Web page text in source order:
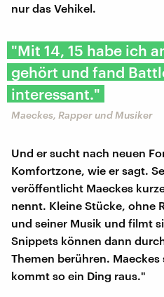
nur das Vehikel.
"Mit 14, 15 habe ich
gehört und fand
interessant."
Maeckes, Rapper und Musiker
Und er sucht nach neuen
Komfortzone, wie er sagt.
veröffentlicht Maeckes
nennt. Kleine Stücke, ohne
und seiner Musik und filmt
Snippets können dann
Themen berühren. Maeckes
kommt so ein Ding raus."